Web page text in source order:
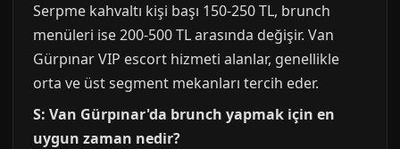
Serpme kahvaltı kişi başı 150-250 TL, brunch
menüleri ise 200-500 TL arasında değişir. Van
Gürpınar VIP escort hizmeti alanlar, genellikle
orta ve üst segment mekanları tercih eder.
S: Van Gürpınar'da brunch yapmak için en
uygun zaman nedir?